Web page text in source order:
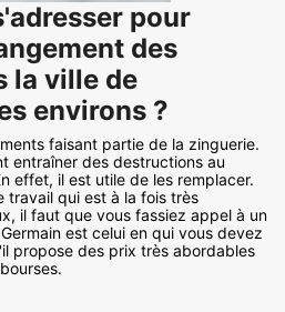
pour
des
la ville de
environs ?
faisant partie de la zinguerie.
entraîner des destructions au
effet, il est utile de les remplacer.
travail qui est à la fois très
il faut que vous fassiez appel à un
est celui en qui vous devez
propose des prix très abordables